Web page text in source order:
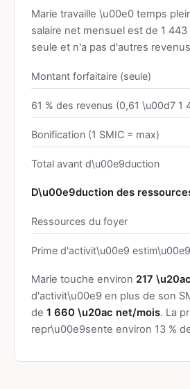
Marie travaille \u00e0 temps
salaire net mensuel est de 1
seule et n'a pas d'autres
Montant forfaitaire (seule)
61 % des revenus (0,61 \u00d7 1
Bonification (1 SMIC = max)
Total avant d\u00e9duction
D\u00e9duction des
Ressources du foyer
Prime d'activit\u00e9
Marie touche environ 217
d'activit\u00e9 en plus de son
de 1 660 \u20ac net/mois. La
repr\u00e9sente environ 13 %